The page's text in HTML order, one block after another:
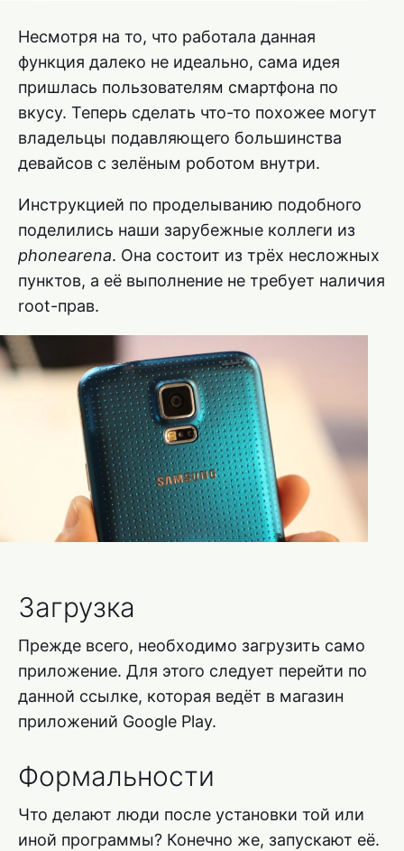
Несмотря на то, что работала данная
функция далеко не идеально, сама идея
пришлась пользователям смартфона по
вкусу. Теперь сделать что-то похожее могут
владельцы подавляющего большинства
девайсов с зелёным роботом внутри.
Инструкцией по проделыванию подобного
поделились наши зарубежные коллеги из
phonearena. Она состоит из трёх несложных
пунктов, а её выполнение не требует наличия
root-прав.
Загрузка
Прежде всего, необходимо загрузить само
приложение. Для этого следует перейти по
данной ссылке, которая ведёт в магазин
приложений Google Play.
Формальности
Что делают люди после установки той или
иной программы? Конечно же, запускают её.